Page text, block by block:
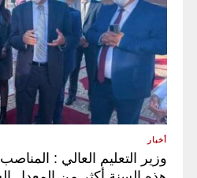
أخبار
وزير التعليم العالي :